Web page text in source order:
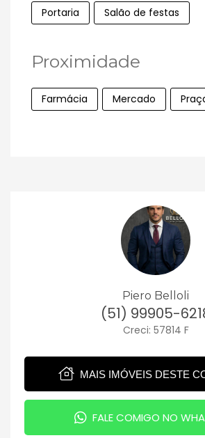
Portaria
Salão de festas
Proximidade
Farmácia Mercado
Piero Belloli
(51) 99905-
Creci: 57814 F
MAIS IMÓVEIS DESTE
FALE COMIGO NO